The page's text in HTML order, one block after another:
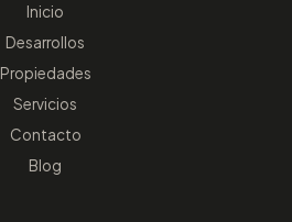
Inicio
Desarrollos
Propiedades
Servicios
Contacto
Blog